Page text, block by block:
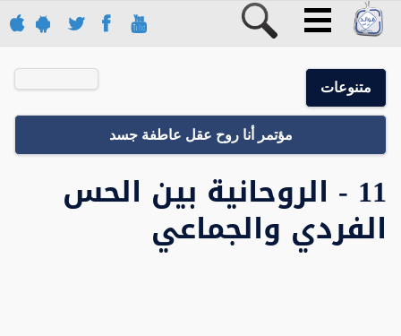
متنوعات
مؤتمر أنا روح عقل عاطفة جسد
11 - الروحانية بين الحس
الفردي والجماعي